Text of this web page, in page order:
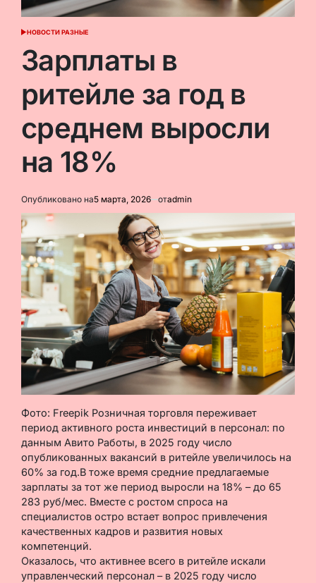
ОПУБЛИКОВАНО
НОВОСТИ РАЗНЫЕ
Зарплаты в
ритейле за год в
среднем выросли
на 18%
Опубликовано на5 марта, 2026 отadmin
Фото: Freepik Розничная торговля переживает
период активного роста инвестиций в персонал: по
данным Авито Работы, в 2025 году число
опубликованных вакансий в ритейле увеличилось на
60% за год.В тоже время средние предлагаемые
зарплаты за тот же период выросли на 18% – до 65
283 руб/мес. Вместе с ростом спроса на
специалистов остро встает вопрос привлечения
качественных кадров и развития новых
компетенций.
Оказалось, что активнее всего в ритейле искали
управленческий персонал – в 2025 году число